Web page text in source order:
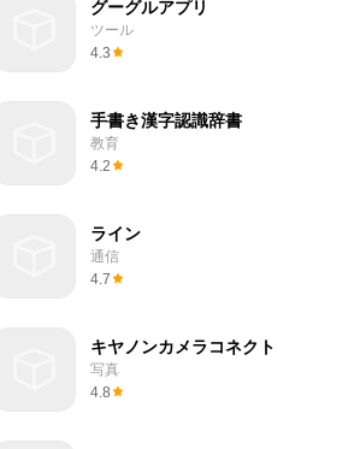
グーグルアプリ
ツール
4.3
手書き漢字認識辞書
教育
4.2
ライン
通信
4.7
キヤノンカメラコネクト
写真
4.8